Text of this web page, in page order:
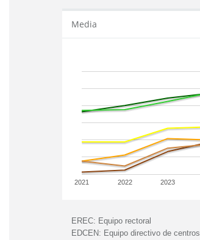
Media
2021 2022 2023
EREC: Equipo rectoral
EDCEN: Equipo directivo de centros